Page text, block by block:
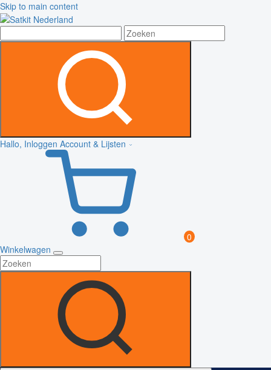
Skip to main content
Hallo, Inloggen Account & Lijsten
0
Winkelwagen